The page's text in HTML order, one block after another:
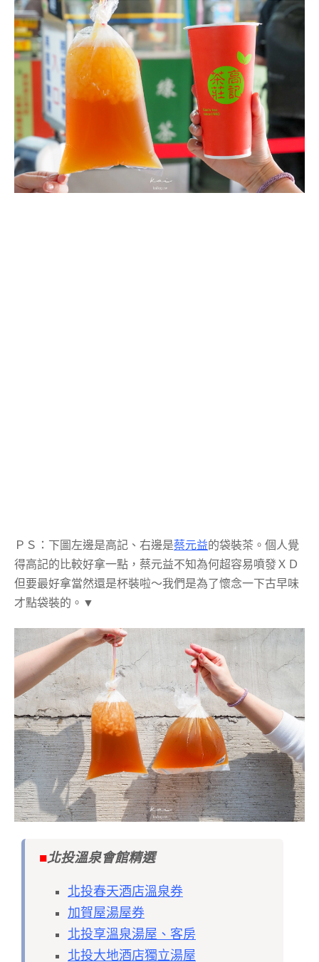
ＰＳ：下圖左邊是高記、右邊是蔡元益的袋裝茶。個人覺
得高記的比較好拿一點，蔡元益不知為何超容易噴發ＸＤ
但要最好拿當然還是杯裝啦～我們是為了懷念一下古早味
才點袋裝的。▼
■北投溫泉會館精選
北投春天酒店溫泉券
加賀屋湯屋券
北投享溫泉湯屋、客房
北投大地酒店獨立湯屋